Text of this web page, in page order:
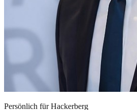
Persönlich fürHackerberg